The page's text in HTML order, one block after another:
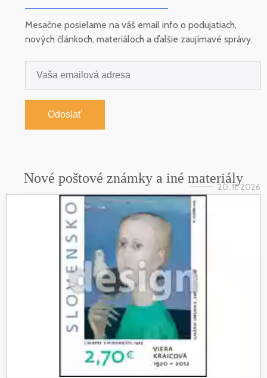
Mesačne posielame na váš email info o podujatiach,
nových článkoch, materiáloch a ďalšie zaujímavé správy.
Odoslať
Nové poštové známky a iné materiály
20. 11. 2026